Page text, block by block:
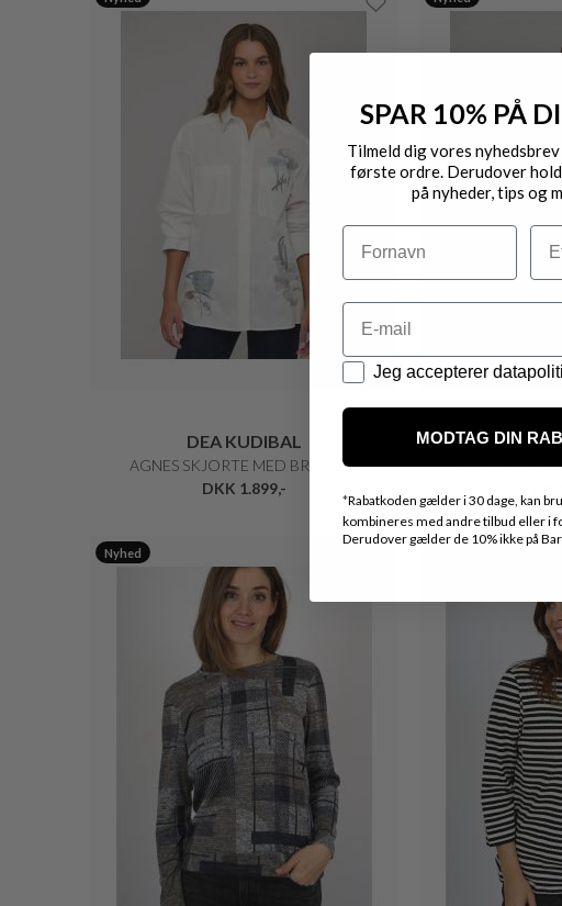
DEA KUDIBAL
AGNES SKJORTE MED BRODERI
DKK 1.899,-
DEA
AGNES
Nyhed
SPAR 10% PÅ
Tilmeld dig vores
første ordre. Derudover
på nyheder, tips og
Navn
Email
Datapolitik
Jeg accepterer
MODTAG DIN
*Rabatkoden gælder i 30 dage, kan
kombineres med andre tilbud eller i
Derudover gælder de 10% ikke på